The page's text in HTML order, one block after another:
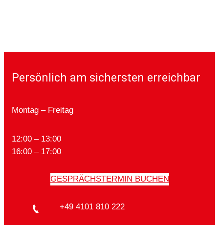
Persönlich am sichersten erreichbar
Montag – Freitag
12:00 – 13:00
16:00 – 17:00
GESPRÄCHSTERMIN BUCHEN
+49 4101 810 222